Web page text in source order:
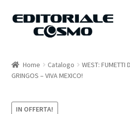
Vai
Vai
Catalogo
Carrello
Home Catalogo
WEST: FUMETTI
GRINGOS – VIVA MEXICO!
IN OFFERTA!